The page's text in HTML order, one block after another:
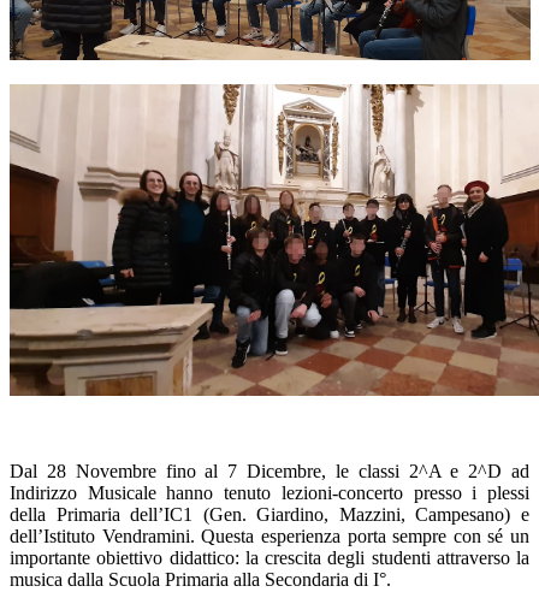
Dal 28 Novembre fino al 7 Dicembre, le classi 2^A e 2^D ad
Indirizzo Musicale hanno tenuto lezioni-concerto presso i plessi
della Primaria dell’IC1 (Gen. Giardino, Mazzini, Campesano) e
dell’Istituto Vendramini. Questa esperienza porta sempre con sé un
importante obiettivo didattico: la crescita degli studenti attraverso la
musica dalla Scuola Primaria alla Secondaria di I°.